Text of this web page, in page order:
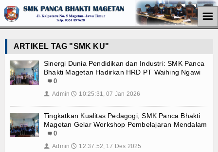
Jurusan
Teknik Komputer Jaringan
Akuntansi
Pemasaran
☰
ARTIKEL TAG "SMK KU"
Sinergi Dunia Pendidikan dan Industri: SMK Panca
Bhakti Magetan Hadirkan HRD PT Waihing Ngawi
0
👤 Admin 🕔 10:25:31, 07 Jan 2026
Tingkatkan Kualitas Pedagogi, SMK Panca Bhakti
Magetan Gelar Workshop Pembelajaran Mendalam
0
👤 Admin 🕔 12:37:52, 17 Des 2025